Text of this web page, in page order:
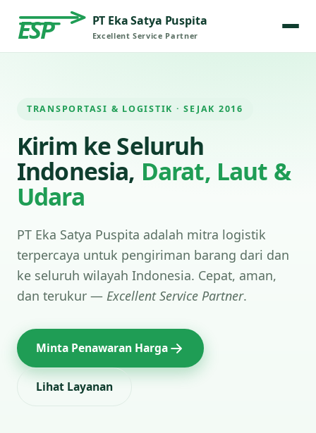
ESP PT Eka Satya Puspita
Excellent Service Partner
TRANSPORTASI & LOGISTIK · SEJAK 2016
Kirim ke Seluruh
Indonesia, Darat, Laut &
Udara
PT Eka Satya Puspita adalah mitra logistik
terpercaya untuk pengiriman barang dari dan
ke seluruh wilayah Indonesia. Cepat, aman,
dan terukur — Excellent Service Partner.
Minta Penawaran Harga
Lihat Layanan